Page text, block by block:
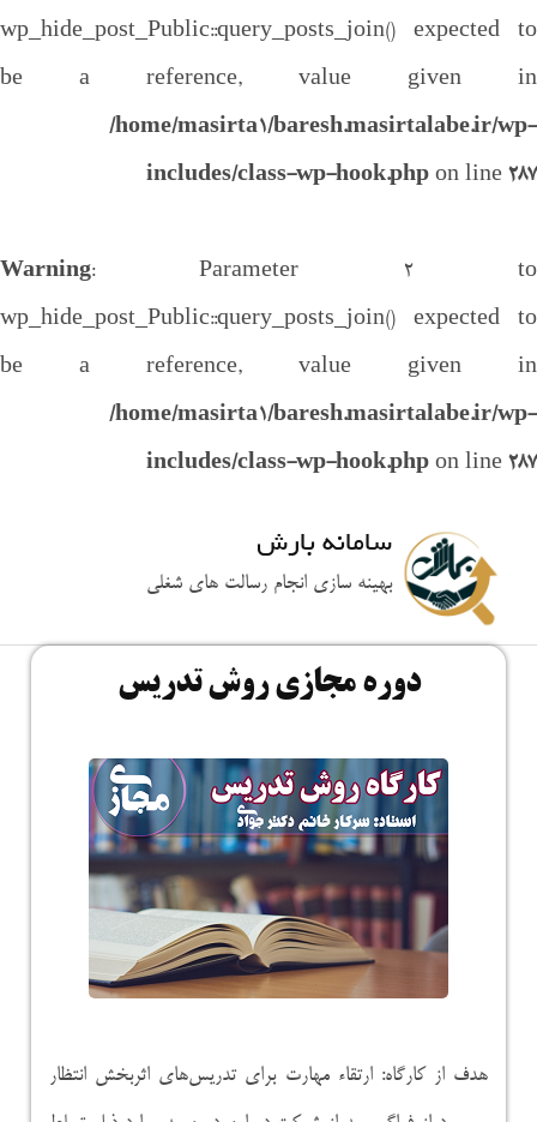
wp_hide_post_Public::query_posts_join() expected to
be a reference, value given in
/home/masirta1/baresh.masirtalabe.ir/wp-
includes/class-wp-hook.php on line 287
Warning: Parameter 2 to
wp_hide_post_Public::query_posts_join() expected to
be a reference, value given in
/home/masirta1/baresh.masirtalabe.ir/wp-
includes/class-wp-hook.php on line 287
سامانه بارش
بهینه سازی انجام رسالت های شغلی
دوره مجازی روش تدریس
هدف از کارگاه: ارتقاء مهارت برای تدریس‌های اثربخش انتظار